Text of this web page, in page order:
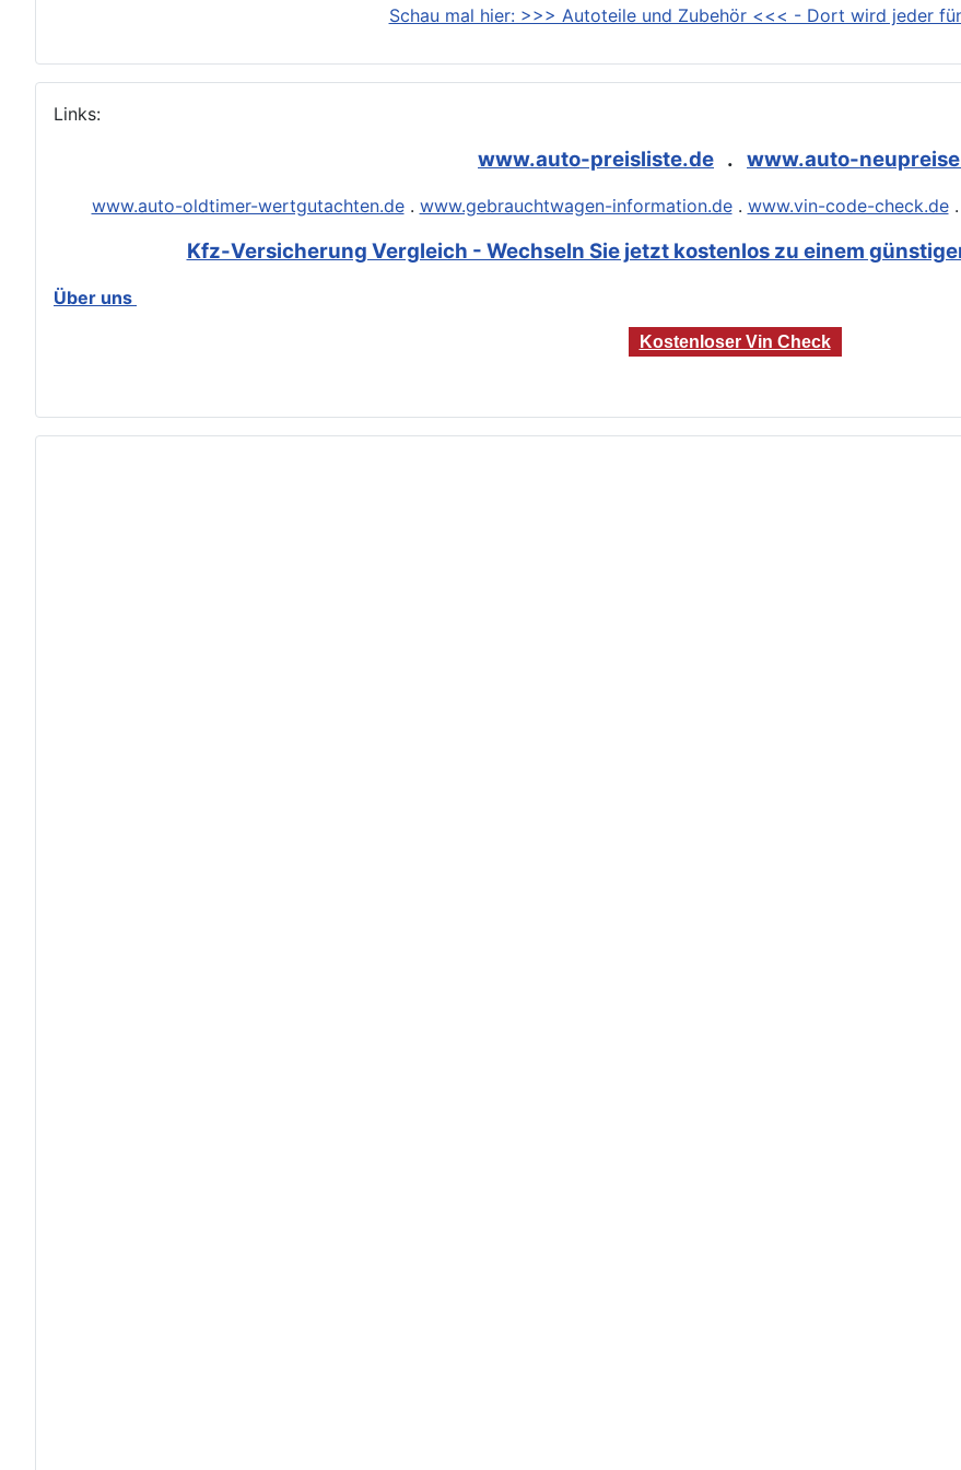
Schau mal hier: >>> Autoteile und Zubehör <<< - Dort wird jeder
Links:
www.auto-preisliste.de . www.auto-
www.auto-oldtimer-wertgutachten.de. www.gebrauchtwagen-information.de. www.vin-code-check.de.
Kfz-Versicherung Vergleich - Wechseln Sie jetzt kostenlos zu einem
Über uns
Kostenloser Vin Check